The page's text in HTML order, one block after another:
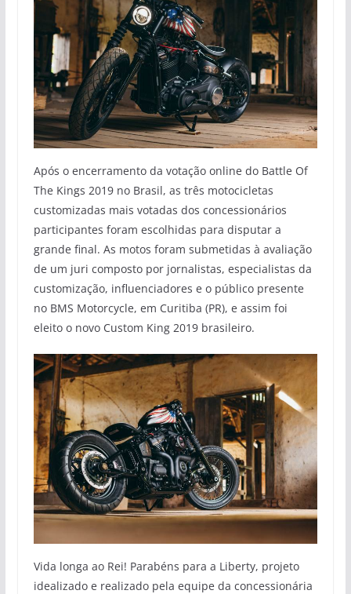
Após o encerramento da votação online do Battle Of
The Kings 2019 no Brasil, as três motocicletas
customizadas mais votadas dos concessionários
participantes foram escolhidas para disputar a
grande final. As motos foram submetidas à avaliação
de um juri composto por jornalistas, especialistas da
customização, influenciadores e o público presente
no BMS Motorcycle, em Curitiba (PR), e assim foi
eleito o novo Custom King 2019 brasileiro.
Vida longa ao Rei! Parabéns para a Liberty, projeto
idealizado e realizado pela equipe da concessionária